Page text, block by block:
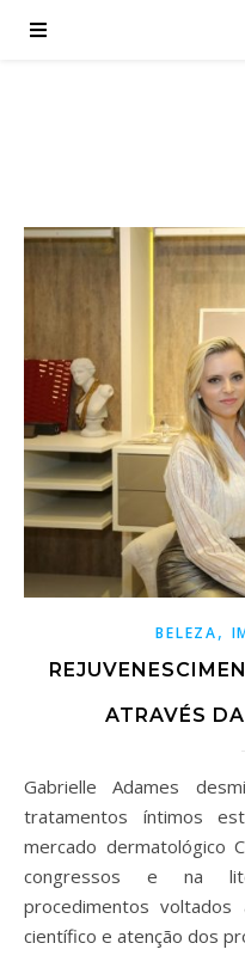
BELEZA,
ATRAVÉS
Gabrielle Adames desmitifica tabus em relação aos
tratamentos íntimos
mercado dermatológico
congressos e na
procedimentos
científico e atenção dos